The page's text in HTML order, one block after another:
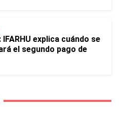
IFARHU explica cuándo se
el segundo pago de